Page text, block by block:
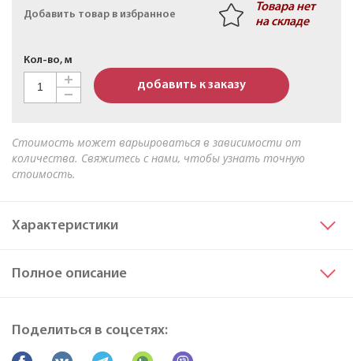
Добавить товар в избранное
Товара нет
на складе
Кол-во, м
добавить к заказу
Стоимость может варьироваться в зависимости от
количества. Свяжитесь с нами, чтобы узнать точную
стоимость.
Характеристики
Материал жилы
Алюминий
Все характеристики
Полное описание
Поделиться в соцсетях: